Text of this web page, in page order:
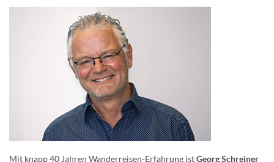
Mit knapp 40 Jahren Wanderreisen-Erfahrung istGeorg Schreiner